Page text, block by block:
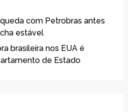
com Petrobras antes
estável
brasileira nos EUA é
de Estado